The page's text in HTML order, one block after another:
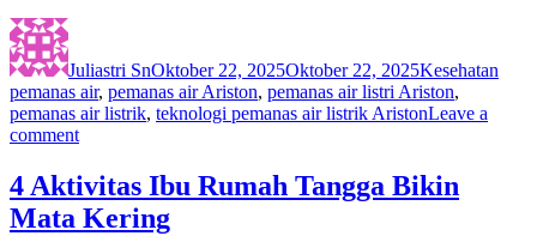
Author
Juliastri SnOktober 22, 2025Oktober 22, 2025Kesehatan
pemanas air, pemanas air Ariston, pemanas air listri Ariston,
pemanas air listrik, teknologi pemanas air listrik AristonLeave a
commenton
Air
Listrik
Ariston
4 Aktivitas Ibu Rumah Tangga Bikin
Mata Kering